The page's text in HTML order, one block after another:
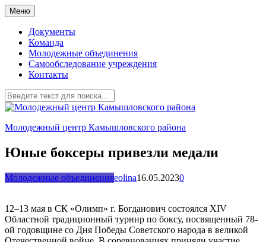
Перейти
к
содержимому
Меню
Документы
Команда
Молодежные объединения
Самообследование учреждения
Контакты
Молодежный центр Камышловского района
Юные боксеры привезли медали
Молодежные объединенияeolina16.05.20230
12–13 мая в СК «Олимп» г. Богданович состоялся XIV
Областной традиционный турнир по боксу, посвященный 78-
ой годовщине со Дня Победы Советского народа в великой